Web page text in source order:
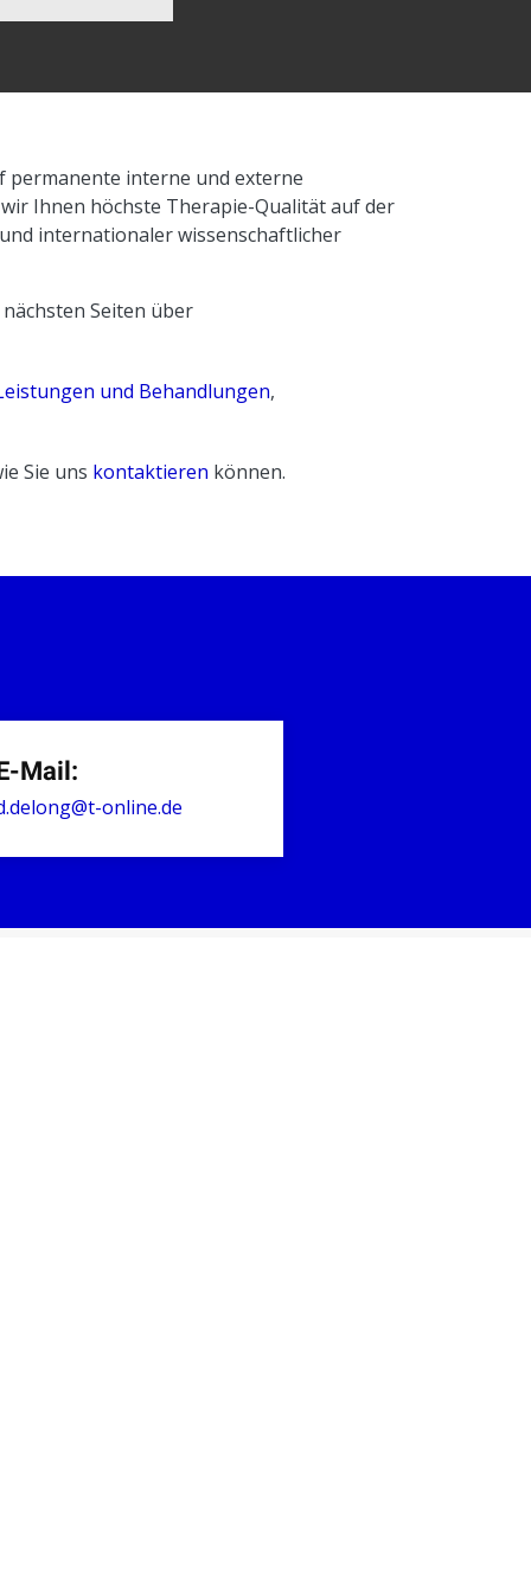
permanente interne und externe
Ihnen höchste Therapie-Qualität auf der
internationaler wissenschaftlicher
Seiten über
und Behandlungen,
Sie uns kontaktieren können.
Mail:
online.de